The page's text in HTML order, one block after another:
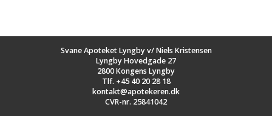
Svane Apoteket Lyngby v/ Niels Kristensen
Lyngby Hovedgade 27
2800 Kongens Lyngby
Tlf. +45 40 20 28 18
kontakt@apotekeren.dk
CVR-nr. 25841042